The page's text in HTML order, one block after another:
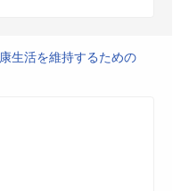
生活を維持するための